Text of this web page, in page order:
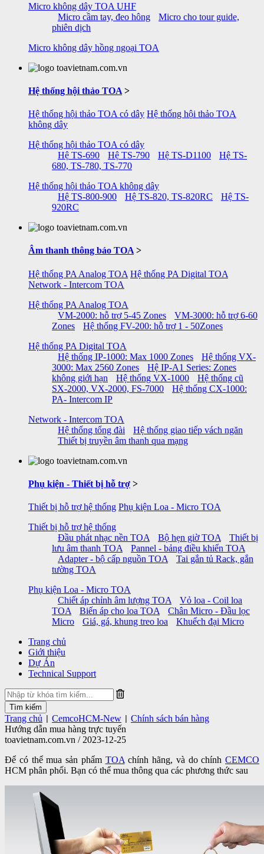
Micro không dây TOA UHF
Micro cầm tay, đeo hông
Micro cho tour guide,
phiên dịch
Micro không dây hồng ngoại TOA
Hệ thống hội thảo TOA >
Hệ thống hội thảo TOA có dây Hệ thống hội thảo TOA
không dây
Hệ thống hội thảo TOA có dây
Hệ TS-690
Hệ TS-790 Hệ TS-D1100
Hệ TS-
680, TS-780, TS-770
Hệ thống hội thảo TOA không dây
Hệ TS-800-900
Hệ TS-820, TS-820RC
Hệ TS-
920RC
Âm thanh thông báo TOA >
Hệ thống PA Analog TOA Hệ thống PA Digital TOA
Network - Intercom TOA
Hệ thống PA Analog TOA
VM-2000: hỗ trợ 5-45 Zones
VM-3000: hỗ trợ 6-60
Zones
Hệ thống FV-200: hỗ trợ 1 - 50Zones
Hệ thống PA Digital TOA
Hệ thống IP-1000: Max 1000 Zones
Hệ thống VX-
3000: Max 2560 Zones
Hệ IP-A1 Series: Zones
không giới hạn
Hệ thống VX-1000
Hệ thống cũ
SX-2000, VX-2000, FS-7000
Hệ thống CX-1000:
PA- Intercom IP
Network - Intercom TOA
Hệ thống tổng đài
Hệ thống giao tiếp vách ngăn
Thiết bị truyền âm thanh qua mạng
Phụ kiện - Thiết bị hỗ trợ >
Thiết bị hỗ trợ hệ thống Phụ kiện Loa - Micro TOA
Thiết bị hỗ trợ hệ thống
Đầu phát nhạc nền TOA
Bộ hẹn giờ TOA
Thiết bị
lưu âm thanh TOA
Pannel - bảng điều khiển TOA
Adapter - bộ cấp nguồn TOA
Tai gắn tủ Rack, gắn
tường TOA
Phụ kiện Loa - Micro TOA
Chiết áp chỉnh âm lượng TOA
Vỏ loa - Coil loa
TOA
Biến áp cho loa TOA
Chân Micro - Đầu lọc
Micro
Giá, gá, khung treo loa
Khuếch đại Micro
Trang chủ
Giới thiệu
Dự Án
Technical Support
Trang chủ CemcoHCM-New
Chính sách bán hàng
Hướng dẫn mua hàng trực tuyến
toavietnam.com.vn / 2023-12-25
Để có thể mua sản phẩm TOA chính hãng, và do chính CEMCO
HCM phân phối. Bạn có thể mua thông qua các phương thức sau